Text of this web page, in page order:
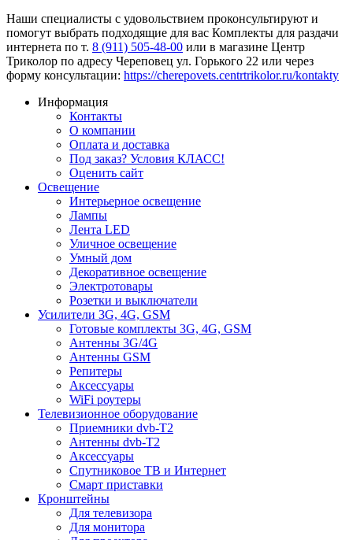
Наши специалисты с удовольствием проконсультируют и
помогут выбрать подходящие для вас Комплекты для раздачи
интернета по т. 8 (911) 505-48-00 или в магазине Центр
Триколор по адресу Череповец ул. Горького 22 или через
форму консультации: https://cherepovets.centrtrikolor.ru/kontakty
Информация
Контакты
О компании
Оплата и доставка
Под заказ? Условия КЛАСС!
Оценить сайт
Освещение
Интерьерное освещение
Лампы
Лента LED
Уличное освещение
Умный дом
Декоративное освещение
Электротовары
Розетки и выключатели
Усилители 3G, 4G, GSM
Готовые комплекты 3G, 4G, GSM
Антенны 3G/4G
Антенны GSM
Репитеры
Аксессуары
WiFi роутеры
Телевизионное оборудование
Приемники dvb-T2
Антенны dvb-T2
Аксессуары
Спутниковое ТВ и Интернет
Смарт приставки
Кронштейны
Для телевизора
Для монитора